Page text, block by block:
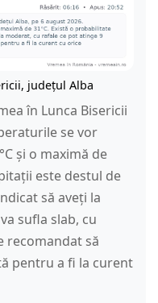
județul Alba
în Lunca Bisericii
se vor
și o maximă de
este destul de
să aveți la
sufla slab, cu
recomandat să
pentru a fi la curent